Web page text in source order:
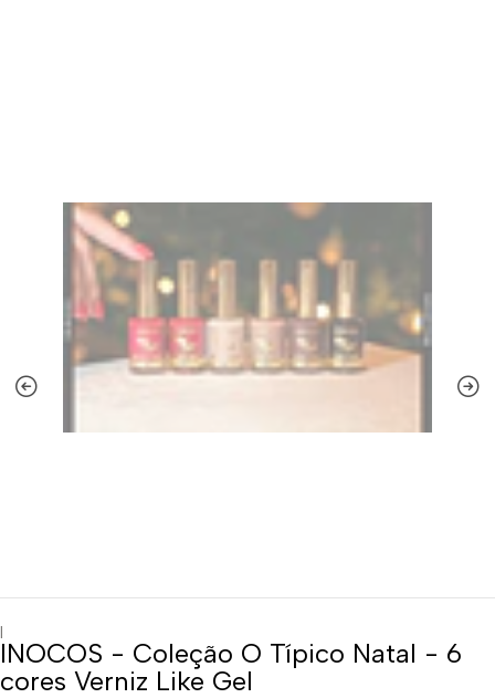
|
INOCOS - Coleção O Típico Natal - 6
cores Verniz Like Gel